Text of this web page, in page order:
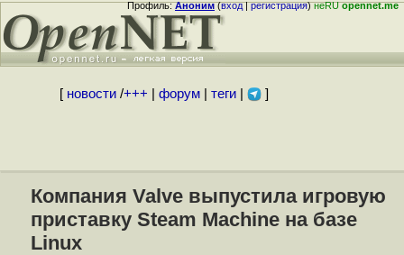
Профиль:Аноним(вход|регистрация)неRUopennet.me
[ новости/+++ форум| теги| ]
Компания Valve выпустила игровую
приставку Steam Machine на базе
Linux